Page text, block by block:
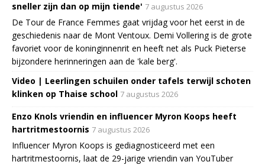
sneller zijn dan op mijn tiende' 7 augustus 2026
De Tour de France Femmes gaat vrijdag voor het eerst in de
geschiedenis naar de Mont Ventoux. Demi Vollering is de grote
favoriet voor de koninginnenrit en heeft net als Puck Pieterse
bijzondere herinneringen aan de 'kale berg'.
Video | Leerlingen schuilen onder tafels terwijl schoten
klinken op Thaise school 7 augustus 2026
Enzo Knols vriendin en influencer Myron Koops heeft
hartritmestoornis 7 augustus 2026
Influencer Myron Koops is gediagnosticeerd met een
hartritmestoornis, laat de 29-jarige vriendin van YouTuber